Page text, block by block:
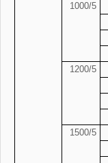
1000/5
1200/5
1500/5